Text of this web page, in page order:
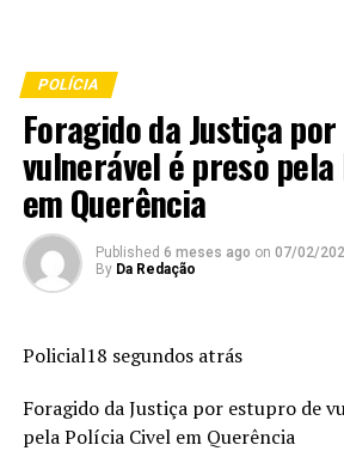
POLÍCIA
Foragido da Justiça
vulnerável é preso
em Querência
Published 6 meses ago on 07/02/
By Da Redação
Policial18 segundos atrás
Foragido da Justiça por estupro de
pela Polícia Civel em Querência